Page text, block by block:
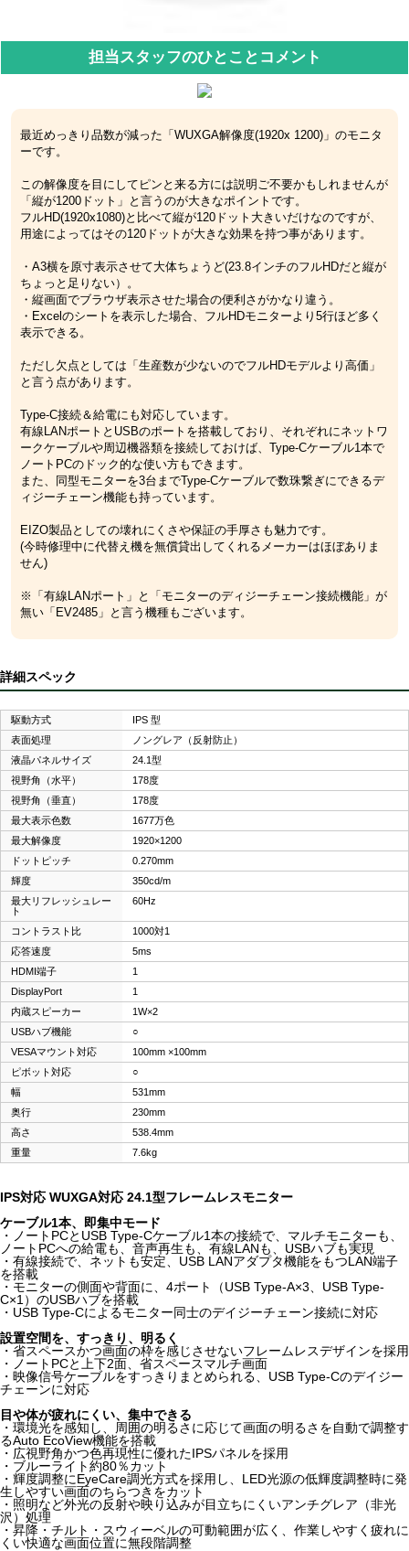
担当スタッフのひとことコメント
最近めっきり品数が減った「WUXGA解像度(1920x 1200)」のモニタ
ーです。
この解像度を目にしてピンと来る方には説明ご不要かもしれませんが
「縦が1200ドット」と言うのが大きなポイントです。
フルHD(1920x1080)と比べて縦が120ドット大きいだけなのですが、
用途によってはその120ドットが大きな効果を持つ事があります。
・A3横を原寸表示させて大体ちょうど(23.8インチのフルHDだと縦が
ちょっと足りない）。
・縦画面でブラウザ表示させた場合の便利さがかなり違う。
・Excelのシートを表示した場合、フルHDモニターより5行ほど多く
表示できる。
ただし欠点としては「生産数が少ないのでフルHDモデルより高価」
と言う点があります。
Type-C接続＆給電にも対応しています。
有線LANポートとUSBのポートを搭載しており、それぞれにネットワ
ークケーブルや周辺機器類を接続しておけば、Type-Cケーブル1本で
ノートPCのドック的な使い方もできます。
また、同型モニターを3台までType-Cケーブルで数珠繋ぎにできるデ
ィジーチェーン機能も持っています。
EIZO製品としての壊れにくさや保証の手厚さも魅力です。
(今時修理中に代替え機を無償貸出してくれるメーカーはほぼありま
せん)
※「有線LANポート」と「モニターのディジーチェーン接続機能」が
無い「EV2485」と言う機種もございます。
詳細スペック
駆動方式
IPS 型
表面処理
ノングレア（反射防止）
液晶パネルサイズ
24.1型
視野角（水平）
178度
視野角（垂直）
178度
最大表示色数
1677万色
最大解像度
1920×1200
ドットピッチ
0.270mm
輝度
350cd/m
最大リフレッシュレー
ト
60Hz
コントラスト比
1000対1
応答速度
5ms
HDMI端子
1
DisplayPort
1
内蔵スピーカー
1W×2
USBハブ機能
○
VESAマウント対応
100mm ×100mm
ピボット対応
○
幅
531mm
奥行
230mm
高さ
538.4mm
重量
7.6kg
IPS対応 WUXGA対応 24.1型フレームレスモニター
ケーブル1本、即集中モード
・ノートPCとUSB Type-Cケーブル1本の接続で、マルチモニターも、
ノートPCへの給電も、音声再生も、有線LANも、USBハブも実現
・有線接続で、ネットも安定、USB LANアダプタ機能をもつLAN端子
を搭載
・モニターの側面や背面に、4ポート（USB Type-A×3、USB Type-
C×1）のUSBハブを搭載
・USB Type-Cによるモニター同士のデイジーチェーン接続に対応
設置空間を、すっきり、明るく
・省スペースかつ画面の枠を感じさせないフレームレスデザインを採用
・ノートPCと上下2面、省スペースマルチ画面
・映像信号ケーブルをすっきりまとめられる、USB Type-Cのデイジー
チェーンに対応
目や体が疲れにくい、集中できる
・環境光を感知し、周囲の明るさに応じて画面の明るさを自動で調整す
るAuto EcoView機能を搭載
・広視野角かつ色再現性に優れたIPSパネルを採用
・ブルーライト約80％カット
・輝度調整にEyeCare調光方式を採用し、LED光源の低輝度調整時に発
生しやすい画面のちらつきをカット
・照明など外光の反射や映り込みが目立ちにくいアンチグレア（非光
沢）処理
・昇降・チルト・スウィーベルの可動範囲が広く、作業しやすく疲れに
くい快適な画面位置に無段階調整